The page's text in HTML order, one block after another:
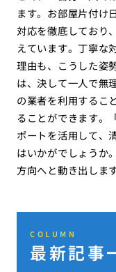
ます。お部屋片付け
対応を徹底しており
えています。丁寧な
理由も、こうした姿
は、決して一人で無
の業者を利用するこ
ることができます。
ポートを活用して、
はいかがでしょうか
方向へと動き出します
COLUMN
最新記事